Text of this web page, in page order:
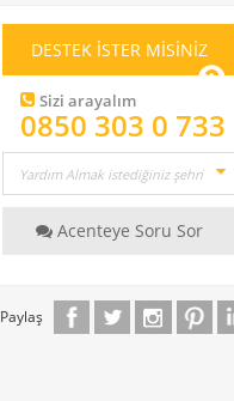
DESTEK İSTER MİSİNİZ
Sizi arayalım
0850 303 0 733
Acenteye Soru Sor
Paylaş